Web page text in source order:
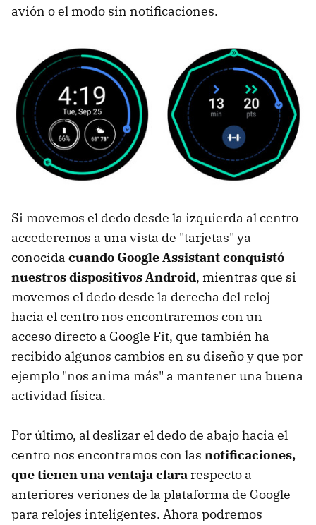
avión o el modo sin notificaciones.
Si movemos el dedo desde la izquierda al centro
accederemos a una vista de "tarjetas" ya
conocida cuando Google Assistant conquistó
nuestros dispositivos Android, mientras que si
movemos el dedo desde la derecha del reloj
hacia el centro nos encontraremos con un
acceso directo a Google Fit, que también ha
recibido algunos cambios en su diseño y que por
ejemplo "nos anima más" a mantener una buena
actividad física.
Por último, al deslizar el dedo de abajo hacia el
centro nos encontramos con las notificaciones,
que tienen una ventaja clara respecto a
anteriores veriones de la plataforma de Google
para relojes inteligentes. Ahora podremos